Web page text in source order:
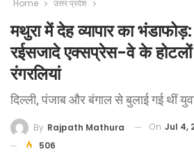
Home उत्तर प्रदेश
मथुरा में देह व्यापार का
रईसजादे एक्सप्रेस-वे के
रंगरलियां
दिल्ली, पंजाब और बंगाल से बुलाई गई थीं
By Rajpath Mathura On Jul 4,
506